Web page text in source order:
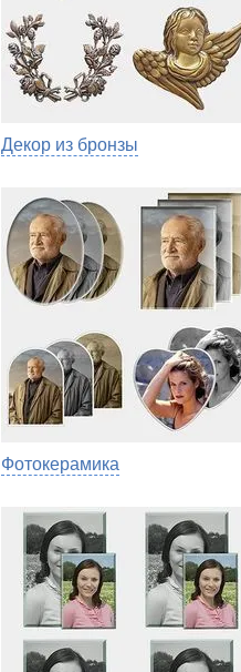
Декор из бронзы
Фотокерамика